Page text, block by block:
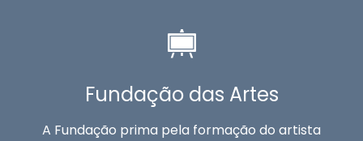
Fundação das Artes
A Fundação prima pela formação do artista